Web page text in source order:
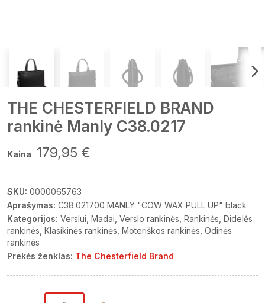
THE CHESTERFIELD BRAND
rankinė Manly C38.0217
Kaina 179,95 €
SKU: 0000065763
Aprašymas: C38.021700 MANLY "COW WAX PULL UP" black
Kategorijos: Verslui Madai Verslo rankinės Rankinės Didelės
rankinės Klasikinės rankinės Moteriškos rankinės Odinės
rankinės
Prekės ženklas: The Chesterfield Brand